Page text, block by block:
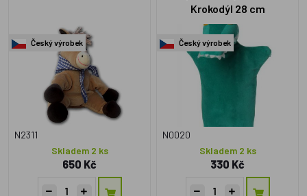
Český výrobek
N2311
Skladem 2 ks
650 Kč
Krokodýl 28 cm
Český výrobek
N0020
Skladem 2 ks
330 Kč